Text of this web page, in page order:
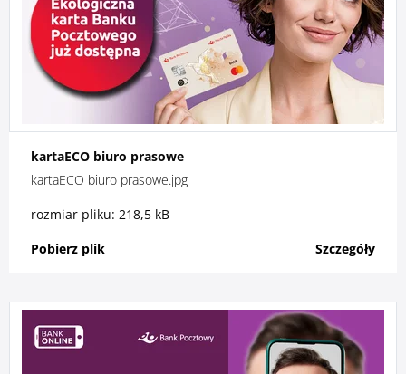
kartaECO biuro prasowe
kartaECO biuro prasowe.jpg
rozmiar pliku: 218,5 kB
Pobierz plik
Szczegóły